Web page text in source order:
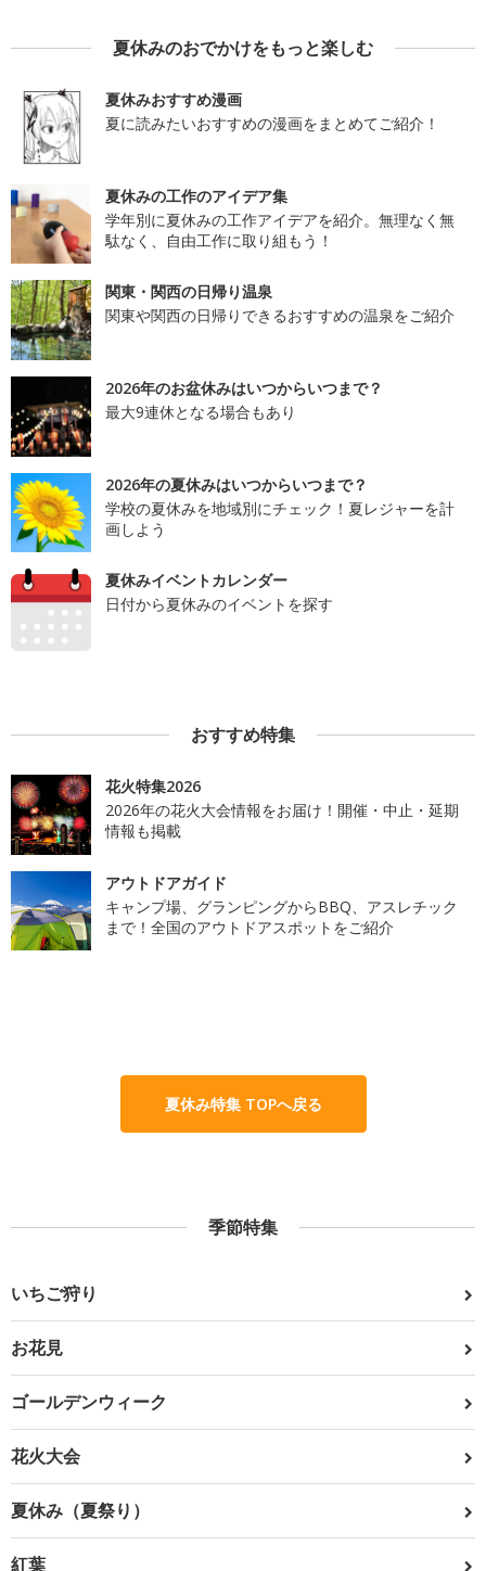
夏休みのおでかけをもっと楽しむ
夏休みおすすめ漫画
夏に読みたいおすすめの漫画をまとめてご紹介！
夏休みの工作のアイデア集
学年別に夏休みの工作アイデアを紹介。無理なく無
駄なく、自由工作に取り組もう！
関東・関西の日帰り温泉
関東や関西の日帰りできるおすすめの温泉をご紹介
2026年のお盆休みはいつからいつまで？
最大9連休となる場合もあり
2026年の夏休みはいつからいつまで？
学校の夏休みを地域別にチェック！夏レジャーを計
画しよう
夏休みイベントカレンダー
日付から夏休みのイベントを探す
おすすめ特集
花火特集2026
2026年の花火大会情報をお届け！開催・中止・延期
情報も掲載
アウトドアガイド
キャンプ場、グランピングからBBQ、アスレチック
まで！全国のアウトドアスポットをご紹介
夏休み特集 TOPへ戻る
季節特集
いちご狩り
お花見
ゴールデンウィーク
花火大会
夏休み（夏祭り）
紅葉